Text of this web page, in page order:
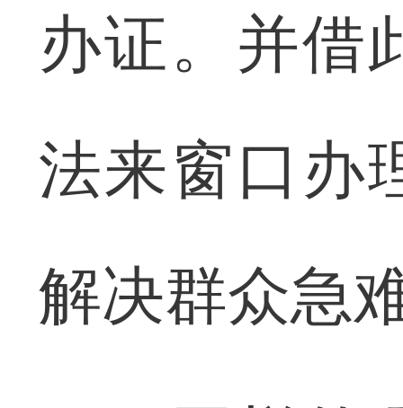
办证。并借
法来窗口办
解决群众急